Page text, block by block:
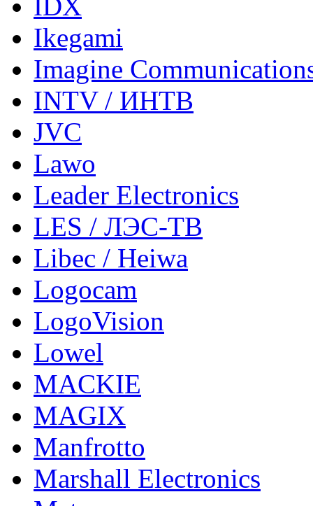
IDX
Ikegami
Imagine
INTV / ИНТВ
JVC
Lawo
Leader Electronics
LES / ЛЭС-ТВ
Libec / Heiwa
Logocam
LogoVision
Lowel
MACKIE
MAGIX
Manfrotto
Marshall Electronics